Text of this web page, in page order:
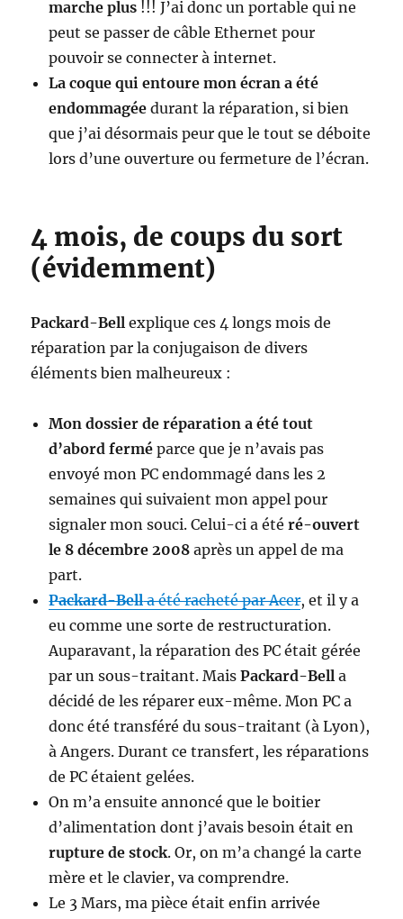
marche plus !!! J’ai donc un portable qui ne
peut se passer de câble Ethernet pour
pouvoir se connecter à internet.
La coque qui entoure mon écran a été
endommagée durant la réparation, si bien
que j’ai désormais peur que le tout se déboite
lors d’une ouverture ou fermeture de l’écran.
4 mois, de coups du sort
(évidemment)
Packard-Bell explique ces 4 longs mois de
réparation par la conjugaison de divers
éléments bien malheureux :
Mon dossier de réparation a été tout
d’abord fermé parce que je n’avais pas
envoyé mon PC endommagé dans les 2
semaines qui suivaient mon appel pour
signaler mon souci. Celui-ci a étéré-ouvert
le 8 décembre 2008 après un appel de ma
part.
Packard-Bella été racheté par Acer, et il y a
eu comme une sorte de restructuration.
Auparavant, la réparation des PC était gérée
par un sous-traitant. MaisPackard-Bell a
décidé de les réparer eux-même. Mon PC a
donc été transféré du sous-traitant (à Lyon),
à Angers. Durant ce transfert, les réparations
de PC étaient gelées.
On m’a ensuite annoncé que le boitier
d’alimentation dont j’avais besoin était en
rupture de stock. Or, on m’a changé la carte
mère et le clavier, va comprendre.
Le 3 Mars, ma pièce était enfin arrivée